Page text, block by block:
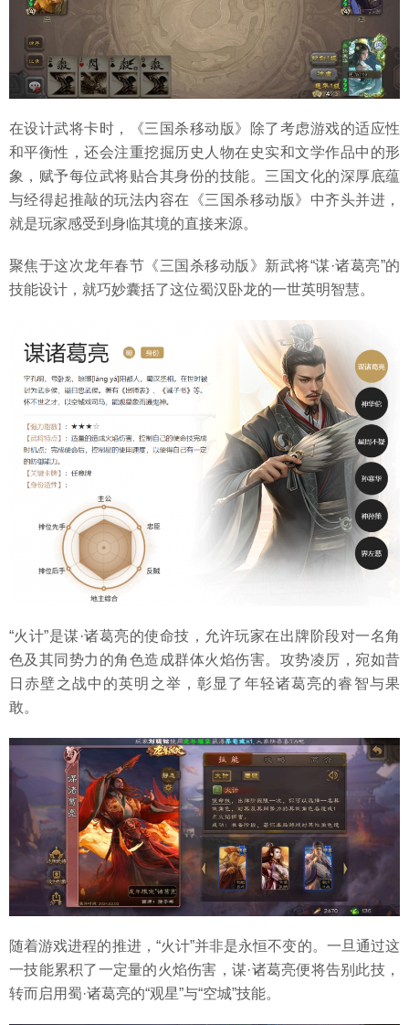
在设计武将卡时，《三国杀移动版》除了考虑游戏的适应性
和平衡性，还会注重挖掘历史人物在史实和文学作品中的形
象，赋予每位武将贴合其身份的技能。三国文化的深厚底蕴
与经得起推敲的玩法内容在《三国杀移动版》中齐头并进，
就是玩家感受到身临其境的直接来源。
聚焦于这次龙年春节《三国杀移动版》新武将“谋·诸葛亮”的
技能设计，就巧妙囊括了这位蜀汉卧龙的一世英明智慧。
“火计”是谋·诸葛亮的使命技，允许玩家在出牌阶段对一名角
色及其同势力的角色造成群体火焰伤害。攻势凌厉，宛如昔
日赤壁之战中的英明之举，彰显了年轻诸葛亮的睿智与果
敢。
随着游戏进程的推进，“火计”并非是永恒不变的。一旦通过这
一技能累积了一定量的火焰伤害，谋·诸葛亮便将告别此技，
转而启用蜀·诸葛亮的“观星”与“空城”技能。